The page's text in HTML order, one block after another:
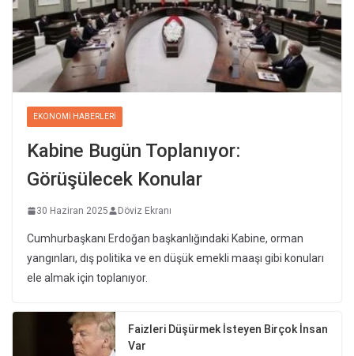
EKONOMI HABERLERI
Kabine Bugün Toplanıyor:
Görüşülecek Konular
30 Haziran 2025 Döviz Ekranı
Cumhurbaşkanı Erdoğan başkanlığındaki Kabine, orman
yangınları, dış politika ve en düşük emekli maaşı gibi konuları
ele almak için toplanıyor.
Faizleri Düşürmek İsteyen Birçok İnsan
Var